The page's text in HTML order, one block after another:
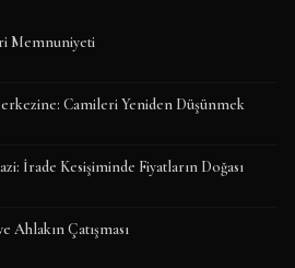
Memnuniyeti
Camileri Yeniden Düşünmek
İrade Kesişiminde Fiyatların Doğası
Ahlakın Çatışması